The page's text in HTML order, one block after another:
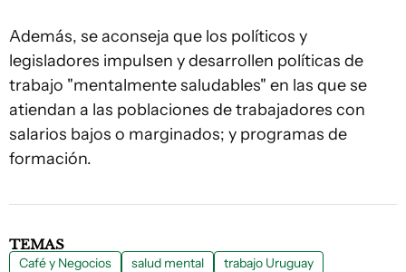
Además, se aconseja que los políticos y
legisladores impulsen y desarrollen políticas de
trabajo "mentalmente saludables" en las que se
atiendan a las poblaciones de trabajadores con
salarios bajos o marginados; y programas de
formación.
TEMAS
Café y Negocios salud mental trabajo Uruguay